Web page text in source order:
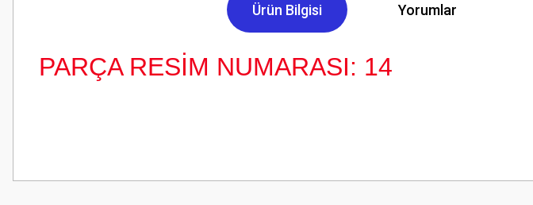
Ürün Bilgisi Yorumlar
PARÇA RESİM NUMARASI: 14